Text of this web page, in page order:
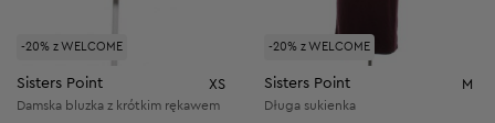
-20% z WELCOME
Sisters Point XS
Damska bluzka z krótkim rękawem
-20% z WELCOME
Sisters Point M
Długa sukienka